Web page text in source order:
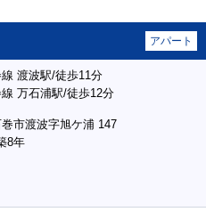
アパート
線 渡波駅/徒歩11分
線 万石浦駅/徒歩12分
市渡波字旭ケ浦 147
8年